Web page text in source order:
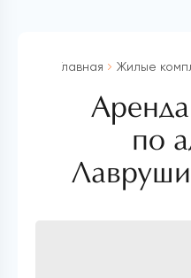
Главная Жилые
по